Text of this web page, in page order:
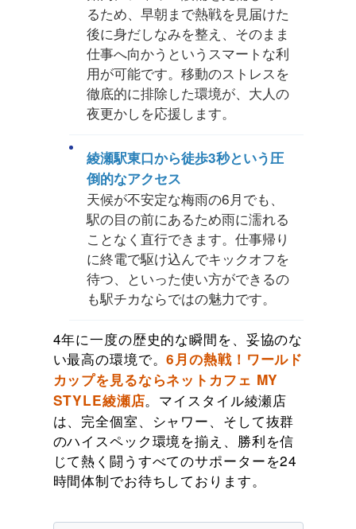
るため、早朝まで熱戦を見届けた
後に身だしなみを整え、そのまま
仕事へ向かうというスマートな利
用が可能です。移動のストレスを
徹底的に排除した環境が、大人の
夜更かしを応援します。
綾瀬駅東口から徒歩3秒という圧
倒的なアクセス
天候が不安定な梅雨の6月でも、
駅の目の前にあるため雨に濡れる
ことなく直行できます。仕事帰り
に終電で駆け込んでキックオフを
待つ、といった使い方ができるの
も駅チカならではの魅力です。
4年に一度の歴史的な瞬間を、妥協のな
い最高の環境で。6月の熱戦！ワールド
カップを見るならネットカフェ MY
STYLE綾瀬店。マイスタイル綾瀬店
は、完全個室、シャワー、そして抜群
のハイスペック環境を揃え、勝利を信
じて熱く闘うすべてのサポーターを24
時間体制でお待ちしております。